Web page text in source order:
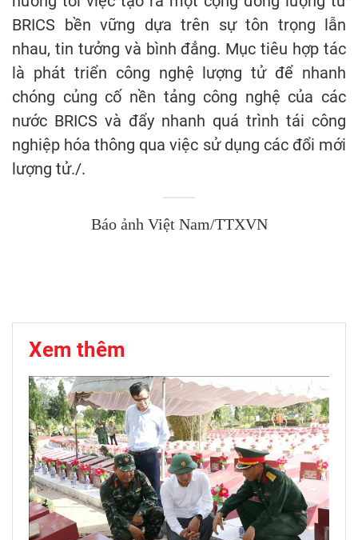
BRICS bền vững dựa trên sự tôn trọng lẫn
nhau, tin tưởng và bình đẳng. Mục tiêu hợp tác
là phát triển công nghệ lượng tử để nhanh
chóng củng cố nền tảng công nghệ của các
nước BRICS và đẩy nhanh quá trình tái công
nghiệp hóa thông qua việc sử dụng các đổi mới
lượng tử./.
Báo ảnh Việt Nam/TTXVN
Xem thêm